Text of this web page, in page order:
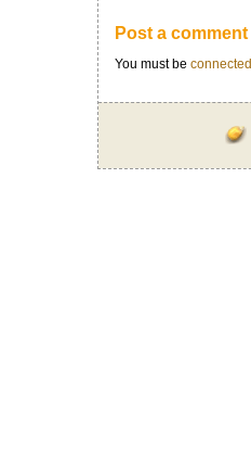
Post a comment
You must be connected